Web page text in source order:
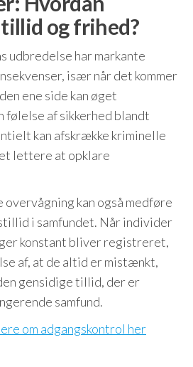
og frihed?
udbredelse har markante
især når det kommer
ene side kan øget
følelse af sikkerhed blandt
kan afskrække kriminelle
lettere at opklare
overvågning kan også medføre
i samfundet. Når individer
konstant bliver registreret,
af, at de altid er mistænkt,
gensidige tillid, der er
samfund.
om adgangskontrol her